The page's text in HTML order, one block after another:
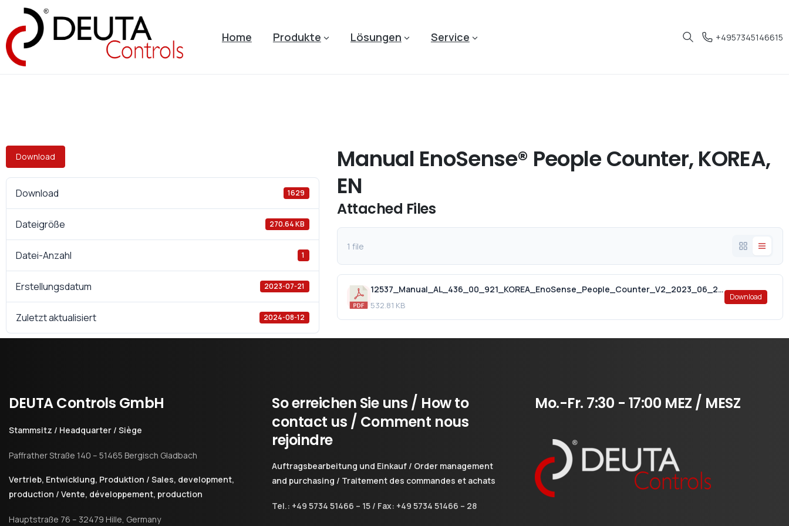
Home Produkte Lösungen Service +4957345146615
Download
Download 1629
Dateigröße 270.64 KB
Datei-Anzahl 1
Erstellungsdatum 2023-07-21
Zuletzt aktualisiert 2024-08-12
Manual EnoSense® People Counter, KOREA,
EN
Attached Files
1 file
12537_Manual_AL_436_00_921_KOREA_EnoSense_People_Counter_V2_2023_06_26.pdf
532.81 KB
Download
DEUTAControls GmbH
Stammsitz / Headquarter / Siège
Paffrather Straße 140 – 51465 Bergisch Gladbach
Vertrieb, Entwicklung, Produktion / Sales, development,
production / Vente, développement, production
Hauptstraße 76 – 32479 Hille, Germany
Soerreichen Sie uns / Howto
contact us / Comment nous
rejoindre
Auftragsbearbeitung und Einkauf / Order management
and purchasing / Traitement des commandes et achats
Tel.: +49 5734 51466 – 15 / Fax: +49 5734 51466 – 28
Mo.-Fr. 7:30 - 17:00 MEZ / MESZ